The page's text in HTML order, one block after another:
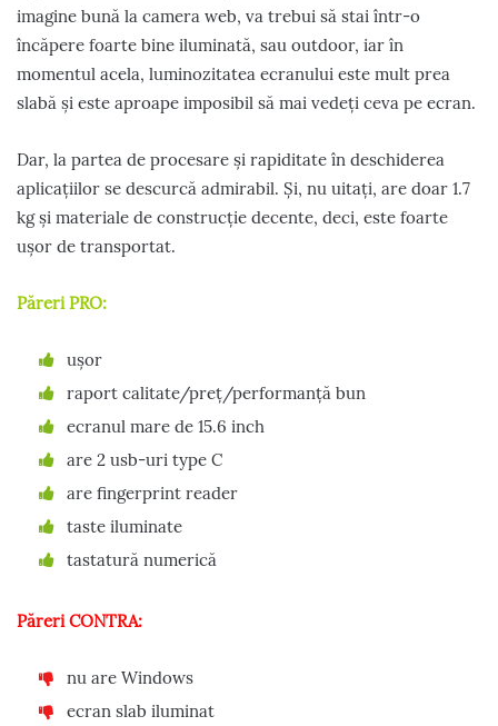
imagine bună la camera web, va trebui să stai într-o
încăpere foarte bine iluminată, sau outdoor, iar în
momentul acela, luminozitatea ecranului este mult prea
slabă și este aproape imposibil să mai vedeți ceva pe ecran.
Dar, la partea de procesare și rapiditate în deschiderea
aplicațiilor se descurcă admirabil. Și, nu uitați, are doar 1.7
kg și materiale de construcție decente, deci, este foarte
ușor de transportat.
Păreri PRO:
ușor
raport calitate/preț/performanță bun
ecranul mare de 15.6 inch
are 2 usb-uri type C
are fingerprint reader
taste iluminate
tastatură numerică
Păreri CONTRA:
nu are Windows
ecran slab iluminat